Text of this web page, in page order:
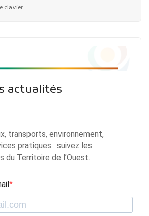
clavier.
actualités
transports, environnement,
pratiques : suivez les
du Territoire de l’Ouest.